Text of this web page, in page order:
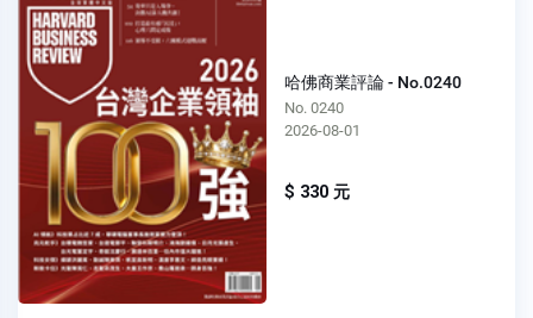
哈佛商業評論 - No.0240
No. 0240
2026-08-01
$ 330 元